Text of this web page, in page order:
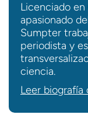
Licenciado en
apasionado
Sumpter
periodista y
ciencia.
Leer biografía